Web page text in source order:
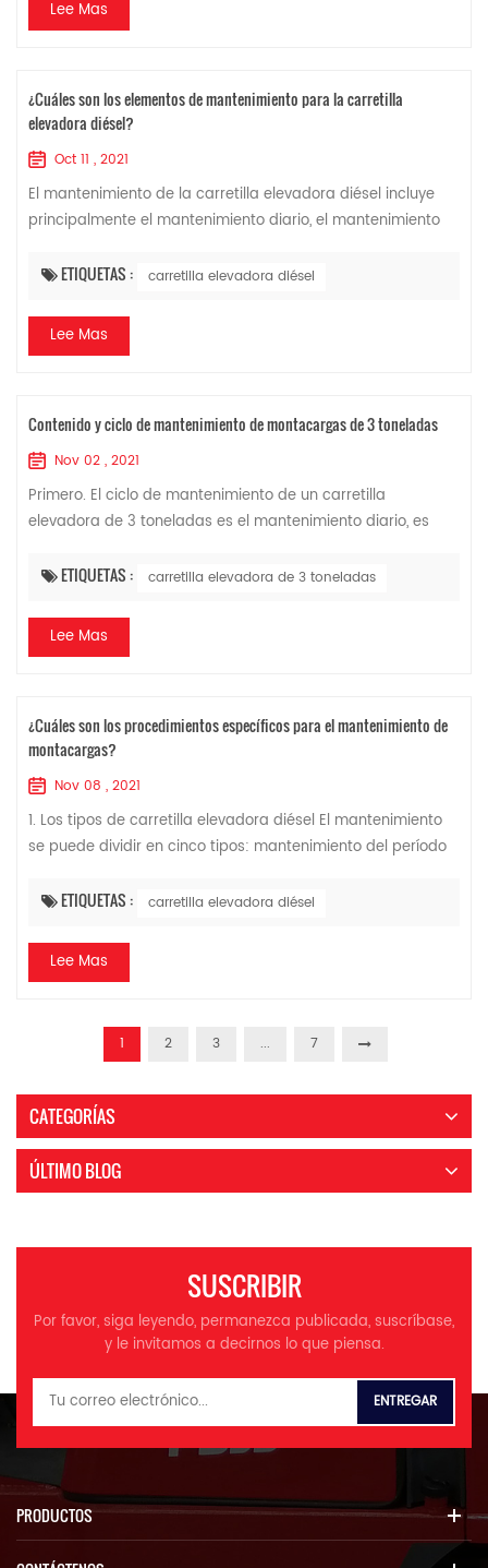
Lee Mas
¿Cuáles son los elementos de mantenimiento para la carretilla
elevadora diésel?
Oct 11 , 2021
El mantenimiento de la carretilla elevadora diésel incluye
principalmente el mantenimiento diario, el mantenimiento
mantenimiento es: 1. Mantenimi...
ETIQUETAS : carretilla elevadora diésel
Lee Mas
Contenido y ciclo de mantenimiento de montacargas de 3 toneladas
Nov 02 , 2021
Primero. El ciclo de mantenimiento de un carretilla
elevadora de 3 toneladas es el mantenimiento diario, es
poner en marcha el montacargas. El ...
ETIQUETAS : carretilla elevadora de 3 toneladas
Lee Mas
¿Cuáles son los procedimientos específicos para el mantenimiento de
montacargas?
Nov 08 , 2021
1. Los tipos de carretilla elevadora diésel El mantenimiento
se puede dividir en cinco tipos: mantenimiento del período
mantenimiento de mont...
ETIQUETAS : carretilla elevadora diésel
Lee Mas
1 2 3 ... 7
CATEGORÍAS
ÚLTIMO BLOG
SUSCRIBIR
Por favor, siga leyendo, permanezca publicada, suscríbase,
y le invitamos a decirnos lo que piensa.
PRODUCTOS